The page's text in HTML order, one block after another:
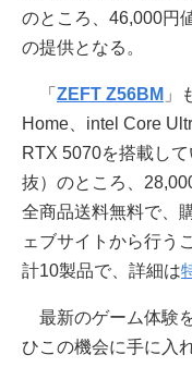
のところ、46,000円
の提供となる。
「 ZEFT Z56BM 」
Home、intel Core
RTX 5070を搭載し
抜）のところ、
全商品送料無料で、
ェブサイトから行う
計10製品で、詳細は
最新のゲーム体験
ひこの機会に手に入